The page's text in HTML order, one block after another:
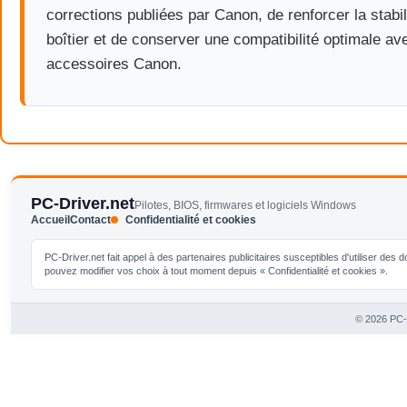
corrections publiées par Canon, de renforcer la
boîtier et de conserver une compatibilité optimale
accessoires Canon.
PC-Driver.netPilotes, BIOS, firmwares et logiciels Windows
Accueil Contact Confidentialité et cookies
PC-Driver.net fait appel à des partenaires publicitaires susceptibles d'utiliser
pouvez modifier vos choix à tout moment depuis « Confidentialité et cookies ».
© 2026